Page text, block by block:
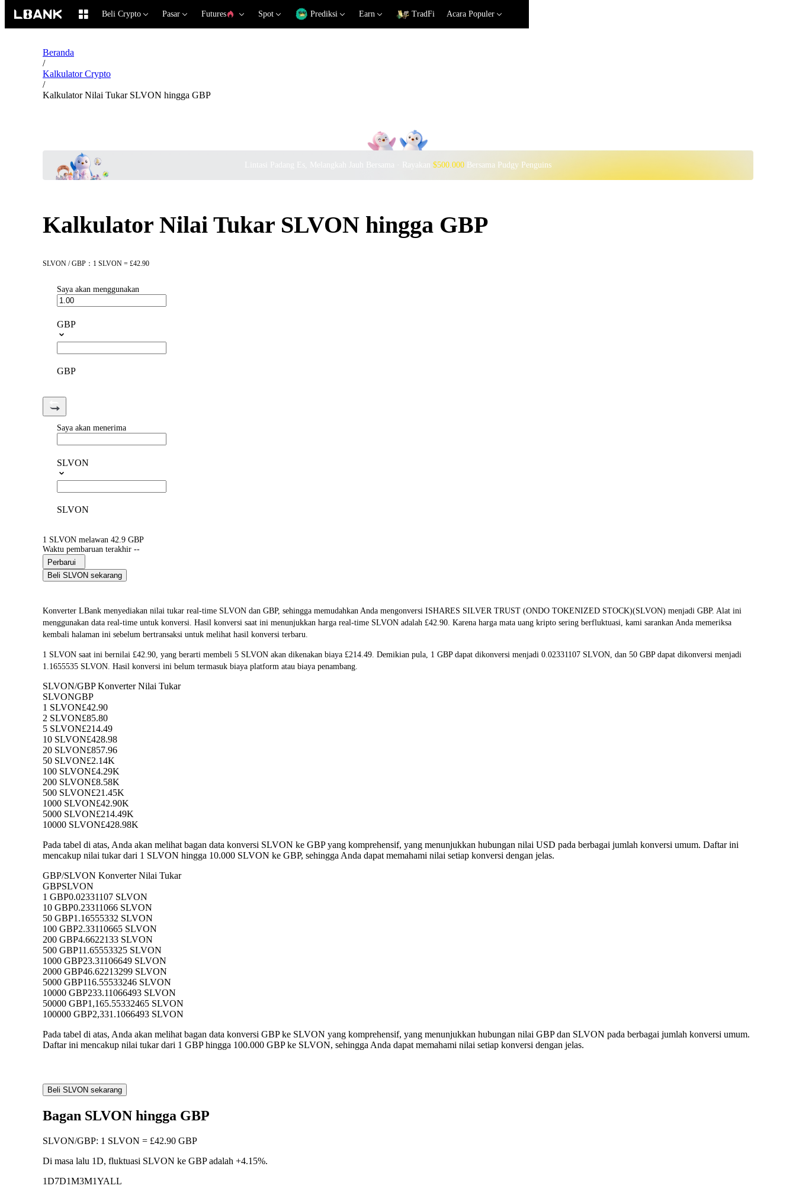
Beli Crypto Pasar Futures Spot Prediksi Earn TradFi Acara Populer
Beranda
/
Kalkulator Crypto
/
Kalkulator Nilai Tukar SLVON hingga GBP
Lintasi Padang Es, Melangkah Jauh Bersama · Rayakan $500.000 Bersama Pudgy Penguins
Kalkulator Nilai Tukar SLVON hingga GBP
SLVON / GBP：1 SLVON = £42.90
Saya akan menggunakan
GBP
GBP
Saya akan menerima
SLVON
SLVON
1 SLVON melawan 42.9 GBP
Waktu pembaruan terakhir --
Perbarui
Beli SLVON sekarang
Konverter LBank menyediakan nilai tukar real-time SLVON dan GBP, sehingga memudahkan Anda mengonversi ISHARES SILVER TRUST (ONDO TOKENIZED STOCK)(SLVON) menjadi GBP. Alat ini
menggunakan data real-time untuk konversi. Hasil konversi saat ini menunjukkan harga real-time SLVON adalah £42.90. Karena harga mata uang kripto sering berfluktuasi, kami sarankan Anda memeriksa
kembali halaman ini sebelum bertransaksi untuk melihat hasil konversi terbaru.
1 SLVON saat ini bernilai £42.90, yang berarti membeli 5 SLVON akan dikenakan biaya £214.49. Demikian pula, 1 GBP dapat dikonversi menjadi 0.02331107 SLVON, dan 50 GBP dapat dikonversi menjadi
1.1655535 SLVON. Hasil konversi ini belum termasuk biaya platform atau biaya penambang.
SLVON/GBP Konverter Nilai Tukar
SLVONGBP
1 SLVON£42.90
2 SLVON£85.80
5 SLVON£214.49
10 SLVON£428.98
20 SLVON£857.96
50 SLVON£2.14K
100 SLVON£4.29K
200 SLVON£8.58K
500 SLVON£21.45K
1000 SLVON£42.90K
5000 SLVON£214.49K
10000 SLVON£428.98K
Pada tabel di atas, Anda akan melihat bagan data konversi SLVON ke GBP yang komprehensif, yang menunjukkan hubungan nilai USD pada berbagai jumlah konversi umum. Daftar ini
mencakup nilai tukar dari 1 SLVON hingga 10.000 SLVON ke GBP, sehingga Anda dapat memahami nilai setiap konversi dengan jelas.
GBP/SLVON Konverter Nilai Tukar
GBPSLVON
1 GBP0.02331107 SLVON
10 GBP0.23311066 SLVON
50 GBP1.16555332 SLVON
100 GBP2.33110665 SLVON
200 GBP4.6622133 SLVON
500 GBP11.65553325 SLVON
1000 GBP23.31106649 SLVON
2000 GBP46.62213299 SLVON
5000 GBP116.55533246 SLVON
10000 GBP233.11066493 SLVON
50000 GBP1,165.55332465 SLVON
100000 GBP2,331.1066493 SLVON
Pada tabel di atas, Anda akan melihat bagan data konversi GBP ke SLVON yang komprehensif, yang menunjukkan hubungan nilai GBP dan SLVON pada berbagai jumlah konversi umum.
Daftar ini mencakup nilai tukar dari 1 GBP hingga 100.000 GBP ke SLVON, sehingga Anda dapat memahami nilai setiap konversi dengan jelas.
Beli SLVON sekarang
Bagan SLVON hingga GBP
SLVON/GBP: 1 SLVON = £42.90 GBP
Di masa lalu 1D, fluktuasi SLVON ke GBP adalah +4.15%.
1D7D1M3M1YALL